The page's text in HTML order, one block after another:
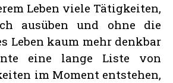
Leben viele Tätigkeiten,
ausüben und ohne die
Leben kaum mehr denkbar
eine lange Liste von
im Moment entstehen,